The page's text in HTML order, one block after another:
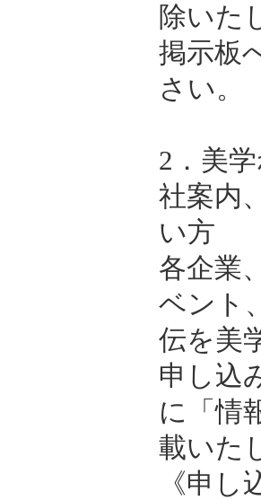
除いた
掲示板
さい。
2．美
社案内
い方
各企業
ベント
伝を美
申し込
に「情
載いた
《申